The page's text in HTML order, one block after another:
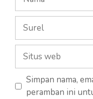
Surel
Situs
web
Simpan nama,
peramban ini